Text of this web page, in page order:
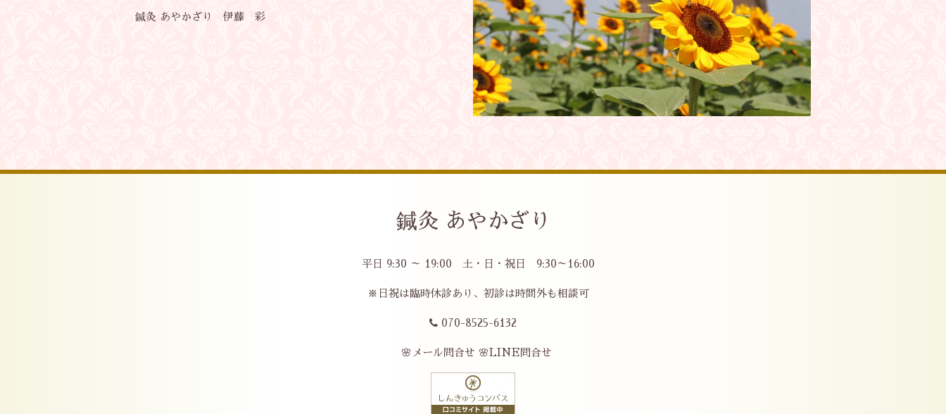
鍼灸 あやかざり 伊藤 彩
鍼灸 あやかざり
平日 9:30 ～ 19:00 土・日・祝日 9:30～16:00
※日祝は臨時休診あり、初診は時間外も相談可
070-8525-6132
🌸メール問合せ 🌸LINE問合せ